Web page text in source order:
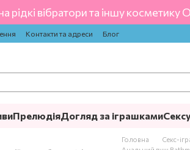
рідкі вібратори та іншу
Контакти та адреси Блог
ПрелюдіяДогляд за іграшками
Головна Секс-